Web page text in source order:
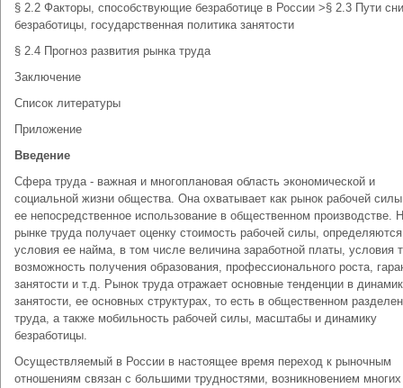
§ 2.2 Факторы, способствующие безработице в России >§ 2.3 Пути
безработицы, государственная политика занятости
§ 2.4 Прогноз развития рынка труда
Заключение
Список литературы
Приложение
Введение
Сфера труда - важная и многоплановая область экономической и
социальной жизни общества. Она охватывает как рынок рабочей
ее непосредственное использование в общественном производстве.
рынке труда получает оценку стоимость рабочей силы, определяются
условия ее найма, в том числе величина заработной платы, условия
возможность получения образования, профессионального роста,
занятости и т.д. Рынок труда отражает основные тенденции в
занятости, ее основных структурах, то есть в общественном
труда, а также мобильность рабочей силы, масштабы и динамику
безработицы.
Осуществляемый в России в настоящее время переход к рыночным
отношениям связан с большими трудностями, возникновением многих